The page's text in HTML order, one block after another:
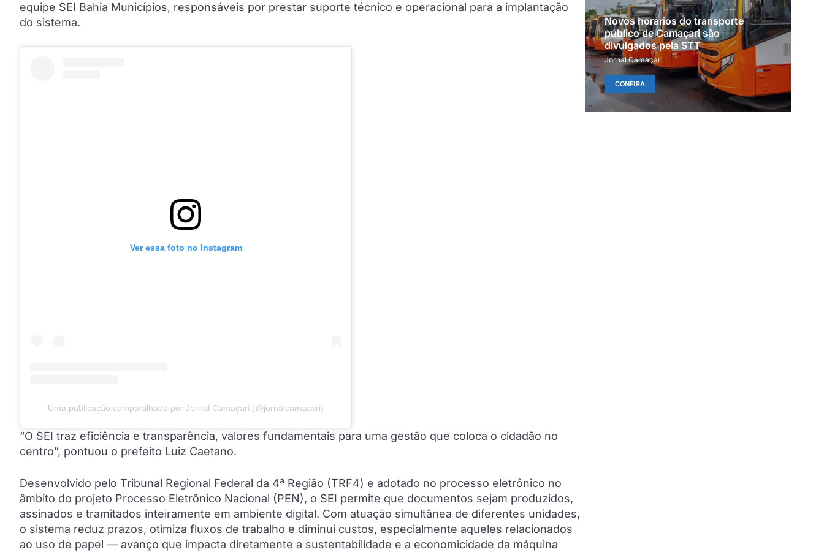
equipe SEI Bahia Municípios, responsáveis por prestar suporte técnico e operacional para a implantação
do sistema.
Ver essa foto no Instagram
Uma publicação compartilhada por Jornal Camaçari (@jornalcamacari)
“O SEI traz eficiência e transparência, valores fundamentais para uma gestão que coloca o cidadão no
centro”, pontuou o prefeito Luiz Caetano.
Desenvolvido pelo Tribunal Regional Federal da 4ª Região (TRF4) e adotado no processo eletrônico no
âmbito do projeto Processo Eletrônico Nacional (PEN), o SEI permite que documentos sejam produzidos,
assinados e tramitados inteiramente em ambiente digital. Com atuação simultânea de diferentes unidades,
o sistema reduz prazos, otimiza fluxos de trabalho e diminui custos, especialmente aqueles relacionados
ao uso de papel — avanço que impacta diretamente a sustentabilidade e a economicidade da máquina
Novos horários do transporte
público de Camaçari são
divulgados pela STT
Jornal Camaçari
CONFIRA